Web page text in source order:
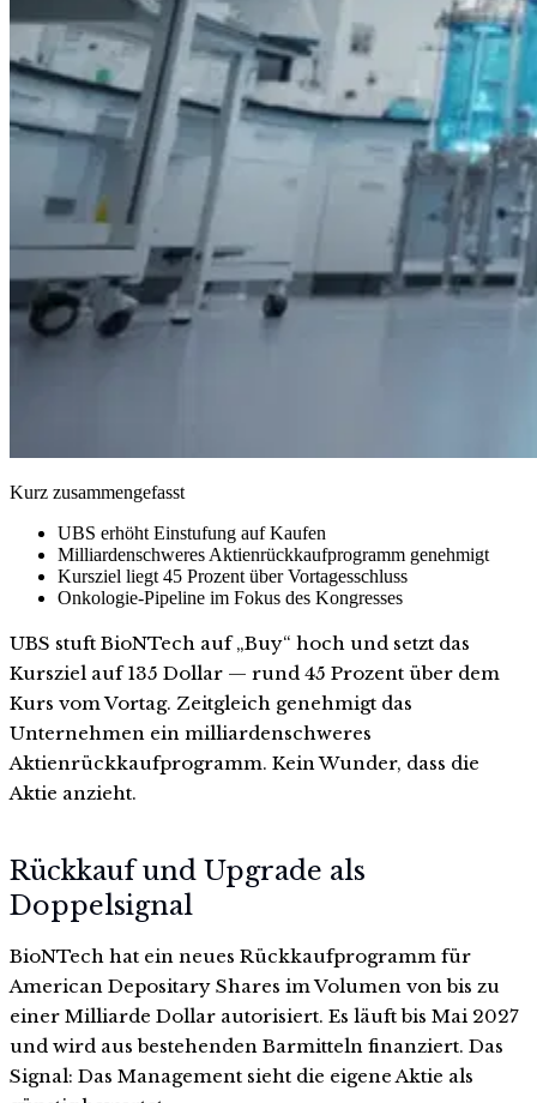
Kurz zusammengefasst
UBS erhöht Einstufung auf Kaufen
Milliardenschweres Aktienrückkaufprogramm genehmigt
Kursziel liegt 45 Prozent über Vortagesschluss
Onkologie-Pipeline im Fokus des Kongresses
UBS stuft BioNTech auf „Buy“ hoch und setzt das
Kursziel auf 135 Dollar — rund 45 Prozent über dem
Kurs vom Vortag. Zeitgleich genehmigt das
Unternehmen ein milliardenschweres
Aktienrückkaufprogramm. Kein Wunder, dass die
Aktie anzieht.
Rückkauf und Upgrade als
Doppelsignal
BioNTech hat ein neues Rückkaufprogramm für
American Depositary Shares im Volumen von bis zu
einer Milliarde Dollar autorisiert. Es läuft bis Mai 2027
und wird aus bestehenden Barmitteln finanziert. Das
Signal: Das Management sieht die eigene Aktie als